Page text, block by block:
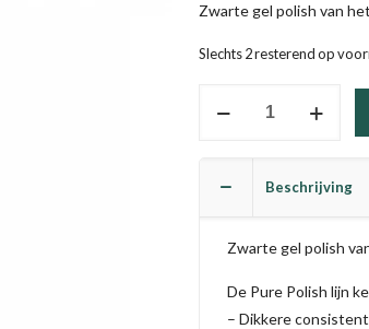
Zwarte gel polish van
Slechts 2 resterend op
Beschrijving
Zwarte gel polish
De Pure Polish lijn
– Dikkere